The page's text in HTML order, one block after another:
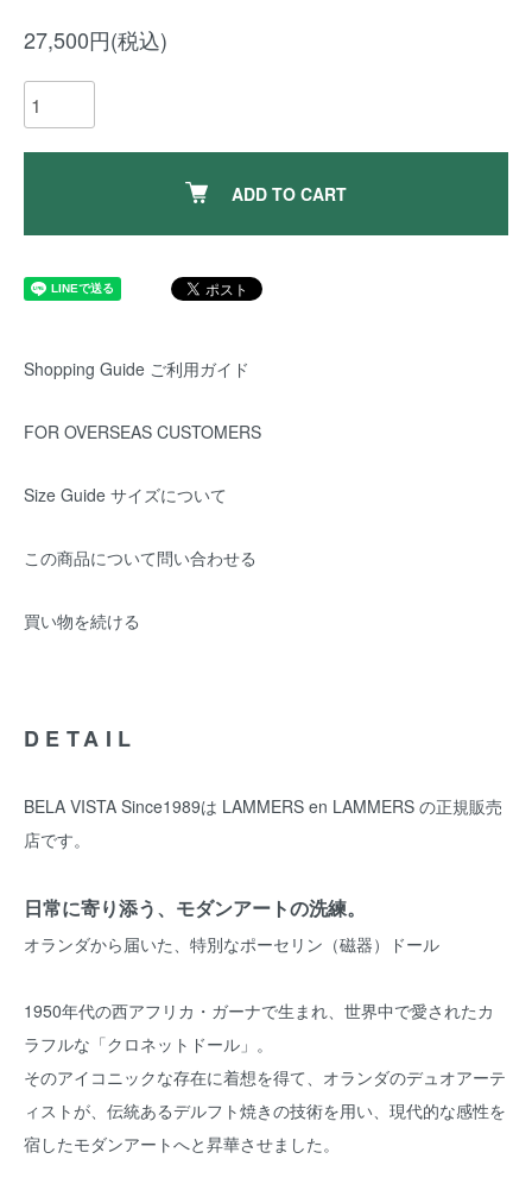
27,500円(税込)
ADD TO CART
Shopping Guide ご利用ガイド
FOR OVERSEAS CUSTOMERS
Size Guide サイズについて
この商品について問い合わせる
買い物を続ける
DETAIL
BELA VISTA Since1989は LAMMERS en LAMMERS の正規販売
店です。
日常に寄り添う、モダンアートの洗練。
オランダから届いた、特別なポーセリン（磁器）ドール
1950年代の西アフリカ・ガーナで生まれ、世界中で愛されたカ
ラフルな「クロネットドール」。
そのアイコニックな存在に着想を得て、オランダのデュオアーテ
ィストが、伝統あるデルフト焼きの技術を用い、現代的な感性を
宿したモダンアートへと昇華させました。